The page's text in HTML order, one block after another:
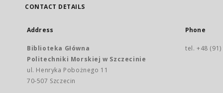
CONTACT DETAILS
Address
Biblioteka Główna
Politechniki Morskiej w Szczecinie
ul. Henryka Pobożnego 11
70-507 Szczecin
Phone
tel. +48